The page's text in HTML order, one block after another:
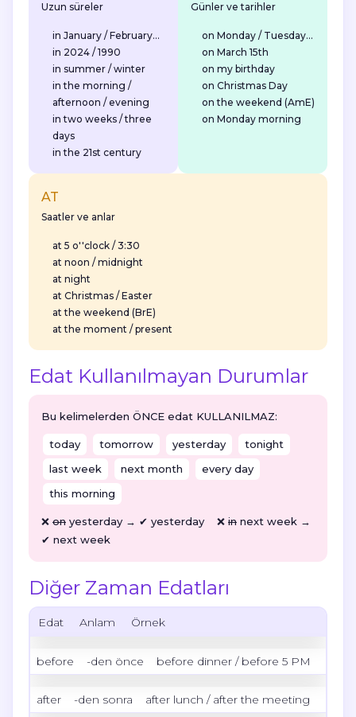
Uzun süreler
in January / February...
in 2024 / 1990
in summer / winter
in the morning /
afternoon / evening
in two weeks / three
days
in the 21st century
Günler ve tarihler
on Monday / Tuesday...
on March 15th
on my birthday
on Christmas Day
on the weekend (AmE)
on Monday morning
AT
Saatler ve anlar
at 5 o''clock / 3:30
at noon / midnight
at night
at Christmas / Easter
at the weekend (BrE)
at the moment / present
Edat Kullanılmayan Durumlar
Bu kelimelerden ÖNCE edat KULLANILMAZ:
today tomorrow yesterday
tonight
last week
next month
every day
this morning
❌ on yesterday → ✔ yesterday ❌ in next week →
✔ next week
Diğer Zaman Edatları
Edat Anlam Örnek
before -den önce before dinner / before 5 PM
after -den sonra after lunch / after the meeting